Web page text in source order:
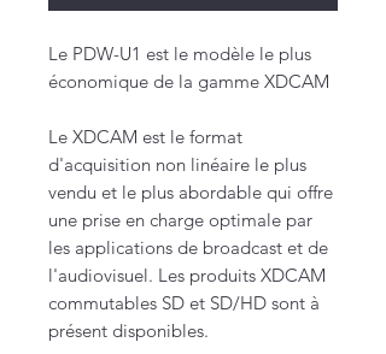
Le PDW-U1 est le modèle le plus
économique de la gamme XDCAM
Le XDCAM est le format
d'acquisition non linéaire le plus
vendu et le plus abordable qui offre
une prise en charge optimale par
les applications de broadcast et de
l'audiovisuel. Les produits XDCAM
commutables SD et SD/HD sont à
présent disponibles.